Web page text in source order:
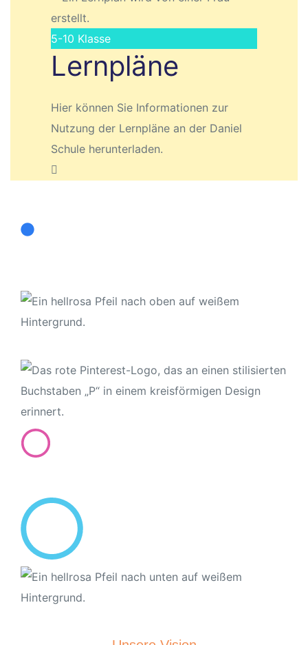
5-10 Klasse
Lernpläne
Hier können Sie Informationen zur
Nutzung der Lernpläne an der Daniel
Schule herunterladen.